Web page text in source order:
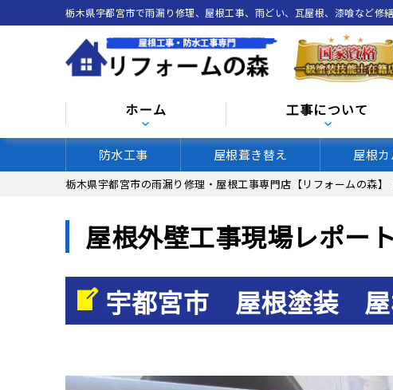
栃木県宇都宮市で雨漏り修理、屋根工事、雨どい、瓦屋根、漆喰など
ホーム 工事について
防水工事 屋根葺き替え 屋根
栃木県宇都宮市の雨漏り修理・屋根工事専門店【リフォームの森】
屋根外壁工事現場レポート
宇都宮市 屋根塗装